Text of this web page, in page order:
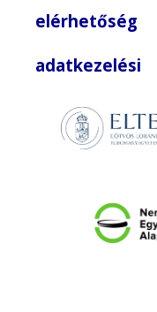
elérhetőség